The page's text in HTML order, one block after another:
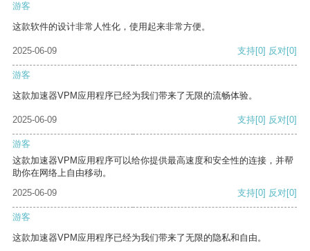
游客
这款软件的设计非常人性化，使用起来非常方便。
2025-06-09 支持[0] 反对[0]
游客
这款加速器VPM应用程序已经为我们带来了无限的流畅体验。
2025-06-09 支持[0] 反对[0]
游客
这款加速器VPM应用程序可以给你提供最高速度和安全性的连接，并帮
助你在网络上自由移动。
2025-06-09
支持[0] 反对[0]
游客
这款加速器VPM应用程序已经为我们带来了无限的隐私和自由。